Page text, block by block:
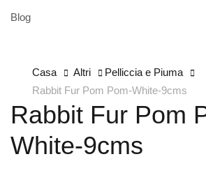
Blog
Casa Altri
Pelliccia e Piuma
Rabbit Fur Pom Pom-White-9cms
Rabbit Fur Pom
White-9cms